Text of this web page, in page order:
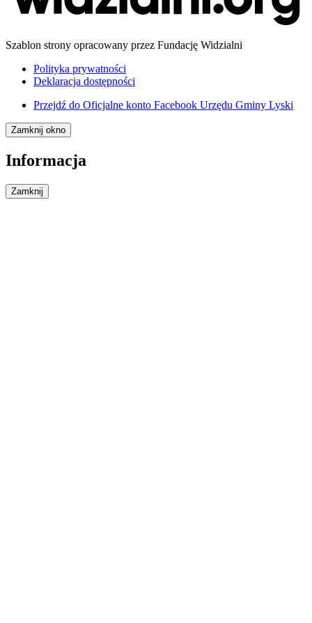
Szablon strony opracowany przez Fundację Widzialni
Polityka prywatności
Deklaracja dostępności
Przejdź do Oficjalne konto Facebook Urzędu Gminy Lyski
Zamknij okno
Informacja
Zamknij